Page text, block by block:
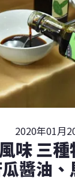
2020年01月
味 三
醬油